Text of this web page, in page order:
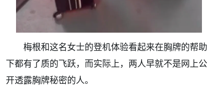
梅根和这名女士的登机体验看起来在胸牌的帮助
下都有了质的飞跃，而实际上，两人早就不是网上公
开透露胸牌秘密的人。